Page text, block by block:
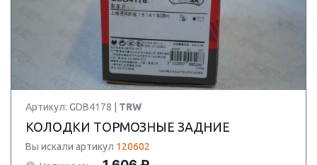
Артикул: GDB4178 | TRW
КОЛОДКИ ТОРМОЗНЫЕ ЗАДНИЕ
Вы искали артикул 120602